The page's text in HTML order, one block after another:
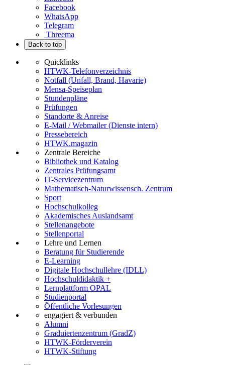
Facebook
WhatsApp
Telegram
Threema
Back to top
Quicklinks
HTWK-Telefonverzeichnis
Notfall (Unfall, Brand, Havarie)
Mensa-Speiseplan
Stundenpläne
Prüfungen
Standorte & Anreise
E-Mail / Webmailer (Dienste intern)
Pressebereich
HTWK.magazin
Zentrale Bereiche
Bibliothek und Katalog
Zentrales Prüfungsamt
IT-Servicezentrum
Mathematisch-Naturwissensch. Zentrum
Sport
Hochschulkolleg
Akademisches Auslandsamt
Stellenangebote
Stellenportal
Lehre und Lernen
Beratung für Studierende
E-Learning
Digitale Hochschullehre (IDLL)
Hochschuldidaktik +
Lernplattform OPAL
Studienportal
Öffentliche Vorlesungen
engagiert & verbunden
Alumni
Graduiertenzentrum (GradZ)
HTWK-Förderverein
HTWK-Stiftung